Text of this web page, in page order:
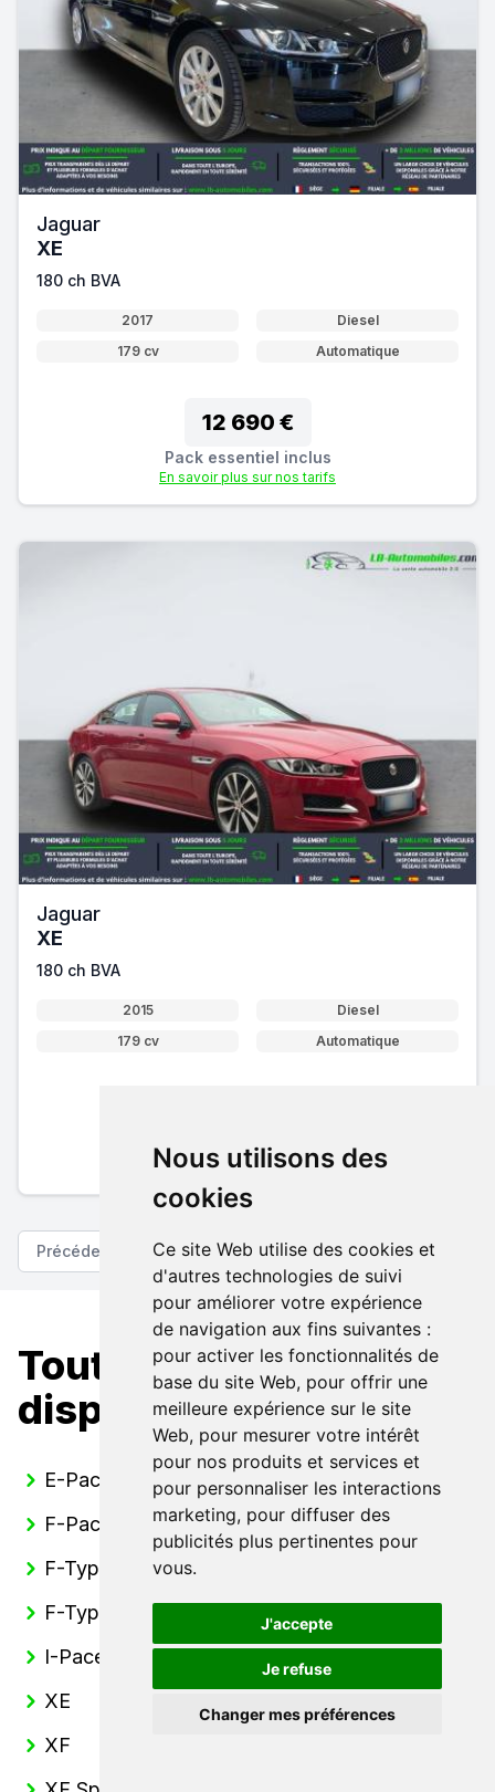
Nous utilisons des
cookies
Ce site Web utilise des cookies et
d'autres technologies de suivi
pour améliorer votre expérience
de navigation aux fins suivantes :
pour activer les fonctionnalités de
base du site Web, pour offrir une
meilleure expérience sur le site
Web, pour mesurer votre intérêt
pour nos produits et services et
pour personnaliser les interactions
marketing, pour diffuser des
publicités plus pertinentes pour
vous.
J'accepte
Je refuse
Changer mes préférences
Jaguar
XE
180 ch BVA
2017
Diesel
179 cv
Automatique
12 690 €
Pack essentiel inclus
En savoir plus sur nos tarifs
Jaguar
XE
180 ch BVA
2015
Diesel
179 cv
Automatique
Pack essentiel inclus
En savoir plus sur nos tarifs
Précédent Suivant
Toutes nos Jaguar
disponibles
E-Pace
F-Pace
F-Type Cabriolet
F-Type Coupé
I-Pace
XE
XF